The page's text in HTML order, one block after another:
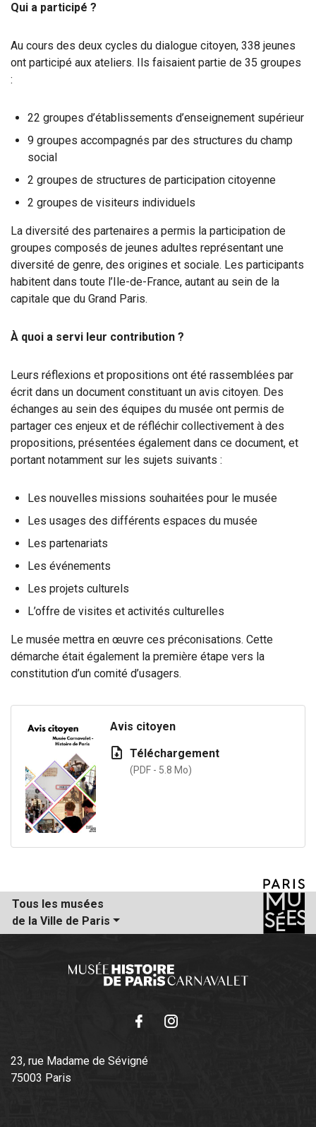
Qui a participé ?
Au cours des deux cycles du dialogue citoyen, 338 jeunes
ont participé aux ateliers. Ils faisaient partie de 35 groupes
:
22 groupes d’établissements d’enseignement supérieur
9 groupes accompagnés par des structures du champ
social
2 groupes de structures de participation citoyenne
2 groupes de visiteurs individuels
La diversité des partenaires a permis la participation de
groupes composés de jeunes adultes représentant une
diversité de genre, des origines et sociale. Les participants
habitent dans toute l’Ile-de-France, autant au sein de la
capitale que du Grand Paris.
À quoi a servi leur contribution ?
Leurs réflexions et propositions ont été rassemblées par
écrit dans un document constituant un avis citoyen. Des
échanges au sein des équipes du musée ont permis de
partager ces enjeux et de réfléchir collectivement à des
propositions, présentées également dans ce document, et
portant notamment sur les sujets suivants :
Les nouvelles missions souhaitées pour le musée
Les usages des différents espaces du musée
Les partenariats
Les événements
Les projets culturels
L’offre de visites et activités culturelles
Le musée mettra en œuvre ces préconisations. Cette
démarche était également la première étape vers la
constitution d’un comité d’usagers.
Avis citoyen
Téléchargement
(PDF - 5.8 Mo)
Tous les musées
de la Ville de Paris
23, rue Madame de Sévigné
75003 Paris